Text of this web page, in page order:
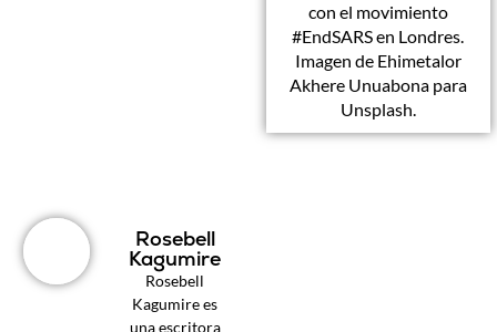
con el movimiento
#EndSARS en Londres.
Imagen de Ehimetalor
Akhere Unuabona para
Unsplash.
Rosebell
Kagumire
Rosebell
Kagumire es
una escritora